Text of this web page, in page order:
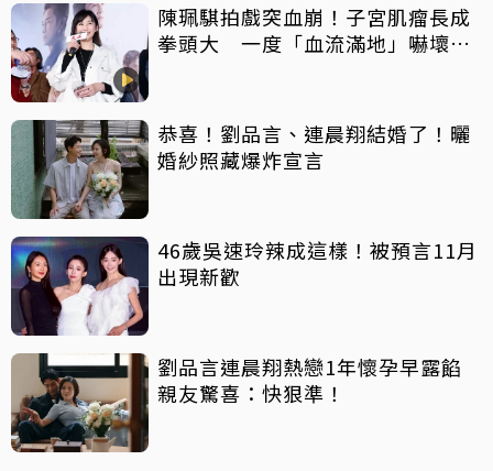
陳珮騏拍戲突血崩！子宮肌瘤長成
拳頭大 一度「血流滿地」嚇壞劇
恭喜！劉品言、連晨翔結婚了！曬
婚紗照藏爆炸宣言
46歲吳速玲辣成這樣！被預言11月
出現新歡
劉品言連晨翔熱戀1年懷孕早露餡
親友驚喜：快狠準！